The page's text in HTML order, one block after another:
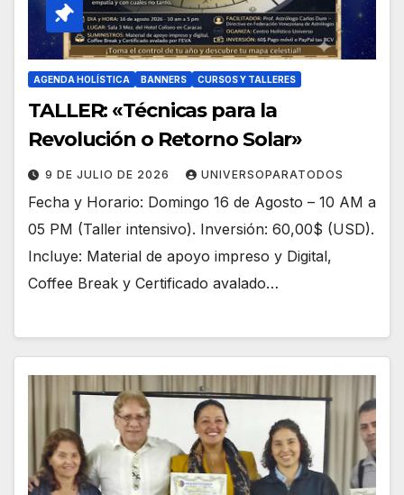
AGENDA HOLÍSTICA BANNERS CURSOS Y TALLERES
TALLER: «Técnicas para la
Revolución o Retorno Solar»
9 DE JULIO DE 2026 UNIVERSOPARATODOS
Fecha y Horario: Domingo 16 de Agosto – 10 AM a
05 PM (Taller intensivo). Inversión: 60,00$ (USD).
Incluye: Material de apoyo impreso y Digital,
Coffee Break y Certificado avalado…